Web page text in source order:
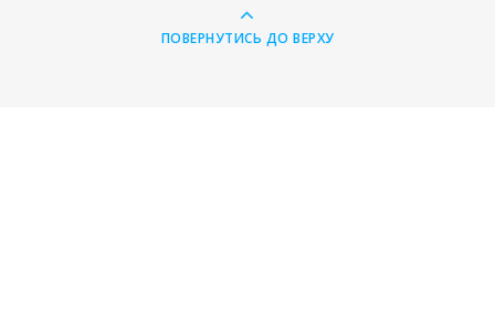
ПОВЕРНУТИСЬ ДО ВЕРХУ